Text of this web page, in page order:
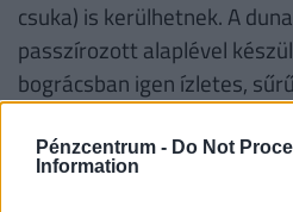
Pénzcentrum - Do Not
Information
csuka) is kerülhetnek. A
passzírozott alaplével
bográcsban igen ízletes,
állni hagyják egy órán